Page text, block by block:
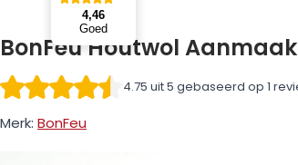
4,46
Goed
BonFeu Houtwol
4.75 uit 5 gebaseerd op 1
Merk: BonFeu